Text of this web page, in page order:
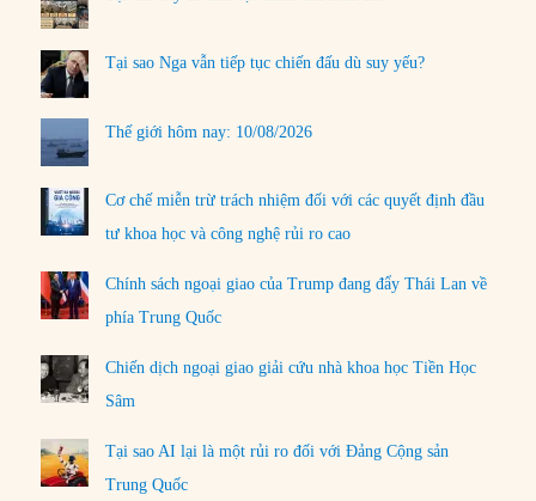
Tại sao Nga vẫn tiếp tục chiến đấu dù suy yếu?
Thế giới hôm nay: 10/08/2026
Cơ chế miễn trừ trách nhiệm đối với các quyết định đầu
tư khoa học và công nghệ rủi ro cao
Chính sách ngoại giao của Trump đang đẩy Thái Lan về
phía Trung Quốc
Chiến dịch ngoại giao giải cứu nhà khoa học Tiền Học
Sâm
Tại sao AI lại là một rủi ro đối với Đảng Cộng sản
Trung Quốc